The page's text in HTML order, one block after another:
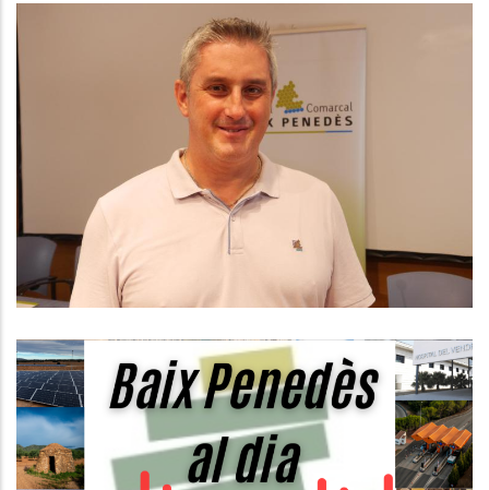
ENTREVISTA A RAMON FERRER.
PRESIDENT DEL CONSELL
COMARCAL
Altres
Nova Secció Comarcal
Radiofònica En Directe A Totes